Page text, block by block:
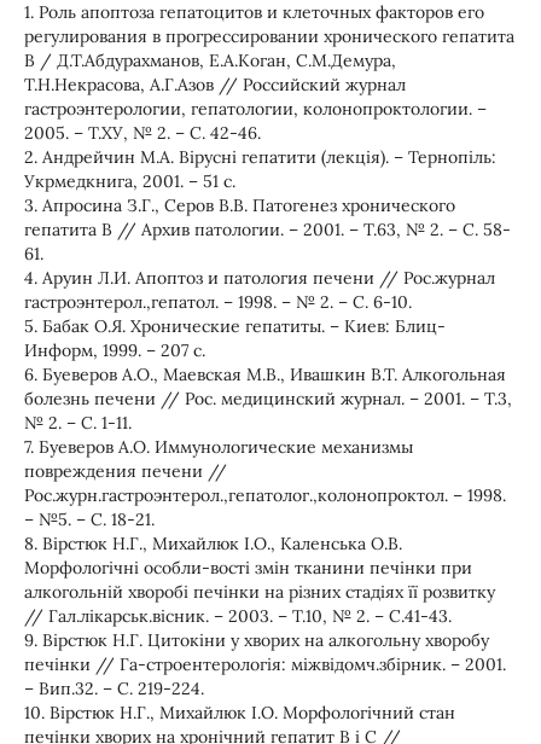
1. Роль апоптоза гепатоцитов и клеточных факторов его
регулирования в прогрессировании хронического гепатита
В / Д.Т.Абдурахманов, Е.А.Коган, С.М.Демура,
Т.Н.Некрасова, А.Г.Азов // Российский журнал
гастроэнтерологии, гепатологии, колонопроктологии. –
2005. – Т.ХУ, № 2. – С. 42-46.
2. Андрейчин М.А. Вірусні гепатити (лекція). – Тернопіль:
Укрмедкнига, 2001. – 51 с.
3. Апросина З.Г., Серов В.В. Патогенез хронического
гепатита В // Архив патологии. – 2001. – Т.63, № 2. – С. 58-
61.
4. Аруин Л.И. Апоптоз и патология печени // Рос.журнал
гастроэнтерол.,гепатол. – 1998. – № 2. – С. 6-10.
5. Бабак О.Я. Хронические гепатиты. – Киев: Блиц-
Информ, 1999. – 207 с.
6. Буеверов А.О., Маевская М.В., Ивашкин В.Т. Алкогольная
болезнь печени // Рос. медицинский журнал. – 2001. – Т.3,
№ 2. – С. 1-11.
7. Буеверов А.О. Иммунологические механизмы
повреждения печени //
Рос.журн.гастроэнтерол.,гепатолог.,колонопроктол. – 1998.
– №5. – С. 18-21.
8. Вірстюк Н.Г., Михайлюк І.О., Каленська О.В.
Морфологічні особли-вості змін тканини печінки при
алкогольній хворобі печінки на різних стадіях її розвитку
// Гал.лікарськ.вісник. – 2003. – Т.10, № 2. – С.41-43.
9. Вірстюк Н.Г. Цитокіни у хворих на алкогольну хворобу
печінки // Га-строентерологія: міжвідомч.збірник. – 2001.
– Вип.32. – С. 219-224.
10. Вірстюк Н.Г., Михайлюк І.О. Морфологічний стан
печінки хворих на хронічний гепатит В і С //